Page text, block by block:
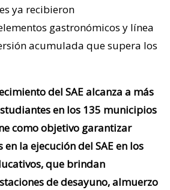
ya recibieron
gastronómicos y línea
acumulada que supera los
del SAE alcanza a más
en los 135 municipios
como objetivo garantizar
la ejecución del SAE en los
que brindan
de desayuno, almuerzo